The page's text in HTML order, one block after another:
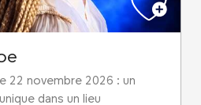
22 novembre 2026 : un
dans un lieu